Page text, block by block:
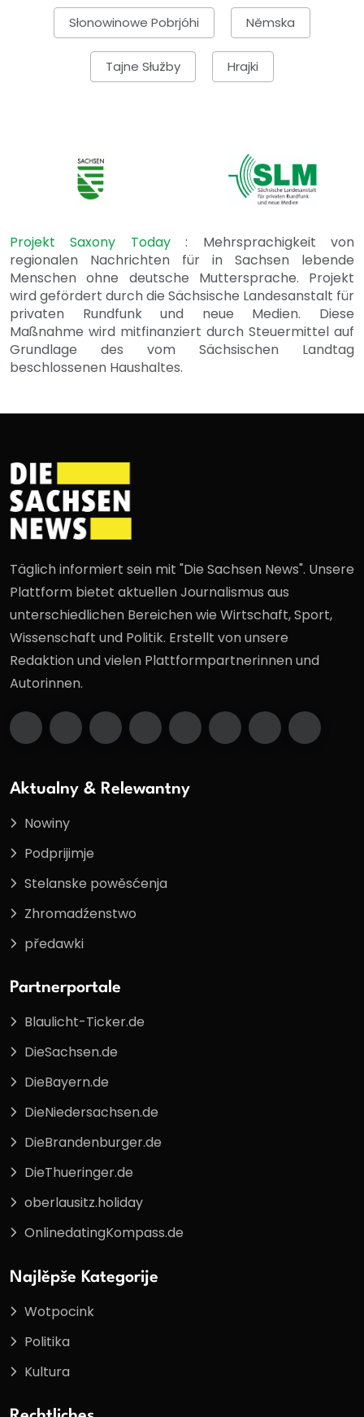
Słonowinowe Pobrjóhi Němska
Tajne Słužby Hrajki
Projekt Saxony Today: Mehrsprachigkeit von
regionalen Nachrichten für in Sachsen lebende
Menschen ohne deutsche Muttersprache. Projekt
wird gefördert durch die Sächsische Landesanstalt für
privaten Rundfunk und neue Medien. Diese
Maßnahme wird mitfinanziert durch Steuermittel auf
Grundlage des vom Sächsischen Landtag
beschlossenen Haushaltes.
Täglich informiert sein mit "Die Sachsen News". Unsere
Plattform bietet aktuellen Journalismus aus
unterschiedlichen Bereichen wie Wirtschaft, Sport,
Wissenschaft und Politik. Erstellt von unsere
Redaktion und vielen Plattformpartnerinnen und
Autorinnen.
Aktualny & Relewantny
Nowiny
Podprijimje
Stelanske powěsćenja
Zhromadźenstwo
předawki
Partnerportale
Blaulicht-Ticker.de
DieSachsen.de
DieBayern.de
DieNiedersachsen.de
DieBrandenburger.de
DieThueringer.de
oberlausitz.holiday
OnlinedatingKompass.de
Najlěpše Kategorije
Wotpocink
Politika
Kultura